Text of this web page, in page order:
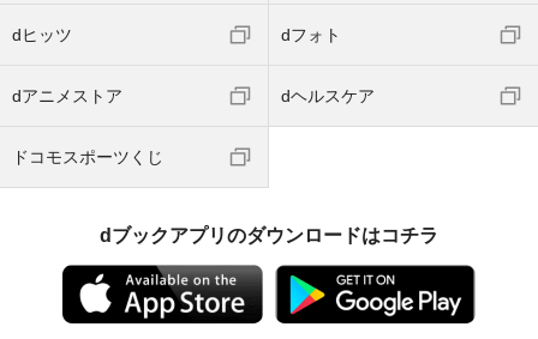
dヒッツ dフォト
dアニメストア dヘルスケア
ドコモスポーツくじ
dブックアプリのダウンロードはコチラ